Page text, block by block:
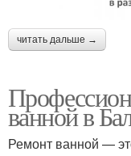
читать дальше →
ванной в
Ремонт ванной —